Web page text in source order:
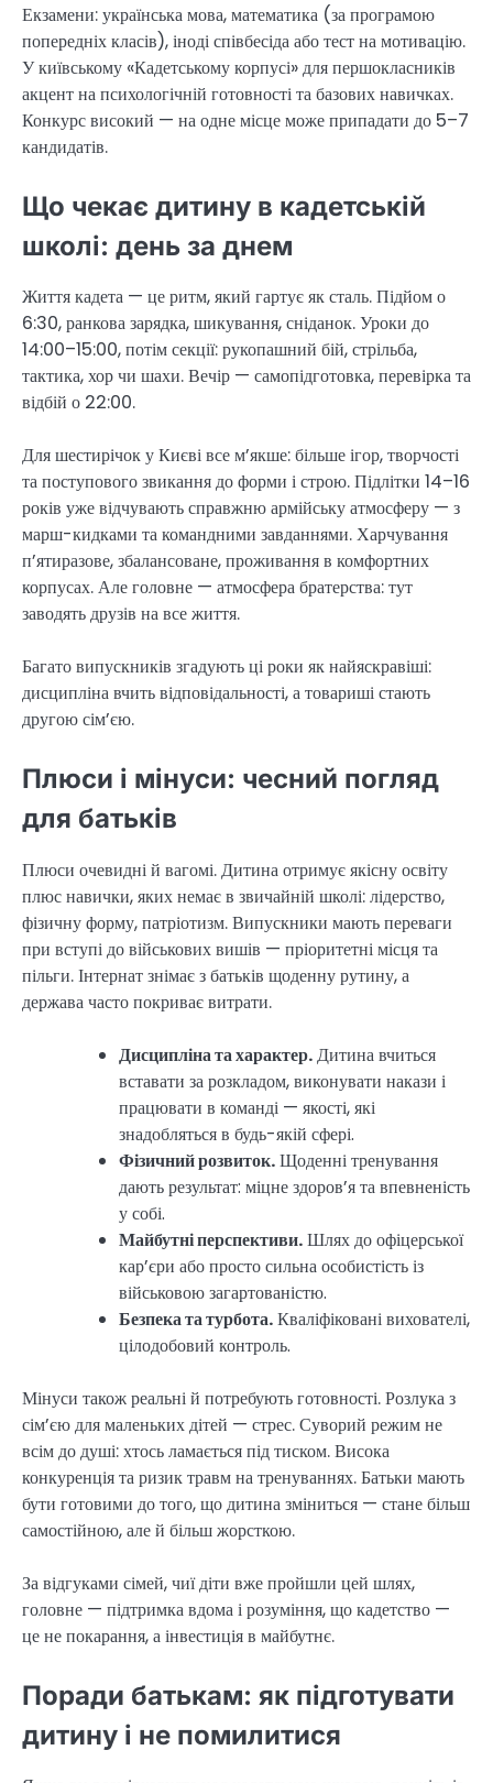
Екзамени: українська мова, математика (за програмою
попередніх класів), іноді співбесіда або тест на мотивацію.
У київському «Кадетському корпусі» для першокласників
акцент на психологічній готовності та базових навичках.
Конкурс високий — на одне місце може припадати до 5–7
кандидатів.
Що чекає дитину в кадетській
школі: день за днем
Життя кадета — це ритм, який гартує як сталь. Підйом о
6:30, ранкова зарядка, шикування, сніданок. Уроки до
14:00–15:00, потім секції: рукопашний бій, стрільба,
тактика, хор чи шахи. Вечір — самопідготовка, перевірка та
відбій о 22:00.
Для шестирічок у Києві все м’якше: більше ігор, творчості
та поступового звикання до форми і строю. Підлітки 14–16
років уже відчувають справжню армійську атмосферу — з
марш-кидками та командними завданнями. Харчування
п’ятиразове, збалансоване, проживання в комфортних
корпусах. Але головне — атмосфера братерства: тут
заводять друзів на все життя.
Багато випускників згадують ці роки як найяскравіші:
дисципліна вчить відповідальності, а товариші стають
другою сім’єю.
Плюси і мінуси: чесний погляд
для батьків
Плюси очевидні й вагомі. Дитина отримує якісну освіту
плюс навички, яких немає в звичайній школі: лідерство,
фізичну форму, патріотизм. Випускники мають переваги
при вступі до військових вишів — пріоритетні місця та
пільги. Інтернат знімає з батьків щоденну рутину, а
держава часто покриває витрати.
Дисципліна та характер.Дитина вчиться
вставати за розкладом, виконувати накази і
працювати в команді — якості, які
знадобляться в будь-якій сфері.
Фізичний розвиток.Щоденні тренування
дають результат: міцне здоров’я та впевненість
у собі.
Майбутні перспективи.Шлях до офіцерської
кар’єри або просто сильна особистість із
військовою загартованістю.
Безпека та турбота.Кваліфіковані вихователі,
цілодобовий контроль.
Мінуси також реальні й потребують готовності. Розлука з
сім’єю для маленьких дітей — стрес. Суворий режим не
всім до душі: хтось ламається під тиском. Висока
конкуренція та ризик травм на тренуваннях. Батьки мають
бути готовими до того, що дитина зміниться — стане більш
самостійною, але й більш жорсткою.
За відгуками сімей, чиї діти вже пройшли цей шлях,
головне — підтримка вдома і розуміння, що кадетство —
це не покарання, а інвестиція в майбутнє.
Поради батькам: як підготувати
дитину і не помилитися